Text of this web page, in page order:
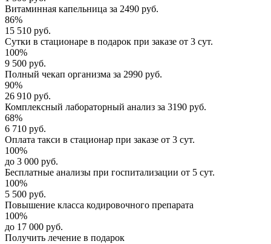
Витаминная капельница за 2490 руб.
86%
15 510 руб.
Сутки в стационаре в подарок при заказе от 3 сут.
100%
9 500 руб.
Полный чекап организма за 2990 руб.
90%
26 910 руб.
Комплексный лабораторный анализ за 3190 руб.
68%
6 710 руб.
Оплата такси в стационар при заказе от 3 сут.
100%
до 3 000 руб.
Бесплатные анализы при госпитализации от 5 сут.
100%
5 500 руб.
Повышение класса кодировочного препарата
100%
до 17 000 руб.
Получить лечение в подарок